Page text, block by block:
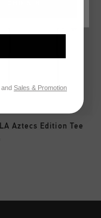
Aztecs Edition Tee
and Sales & Promotion